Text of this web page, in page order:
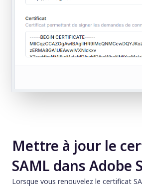
Mettre à jour le
SAML dans Adobe
Lorsque vous renouvelez le certificat